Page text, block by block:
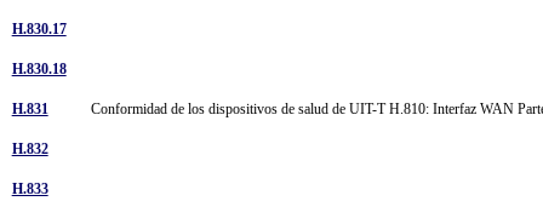
H.830.17
H.830.18
H.831 Conformidad de los dispositivos de salud de UIT-T H.810: Interfaz WAN
H.832
H.833